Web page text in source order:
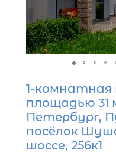
1-комнатная
площадью 31
Петербург,
посёлок
шоссе, 256к1